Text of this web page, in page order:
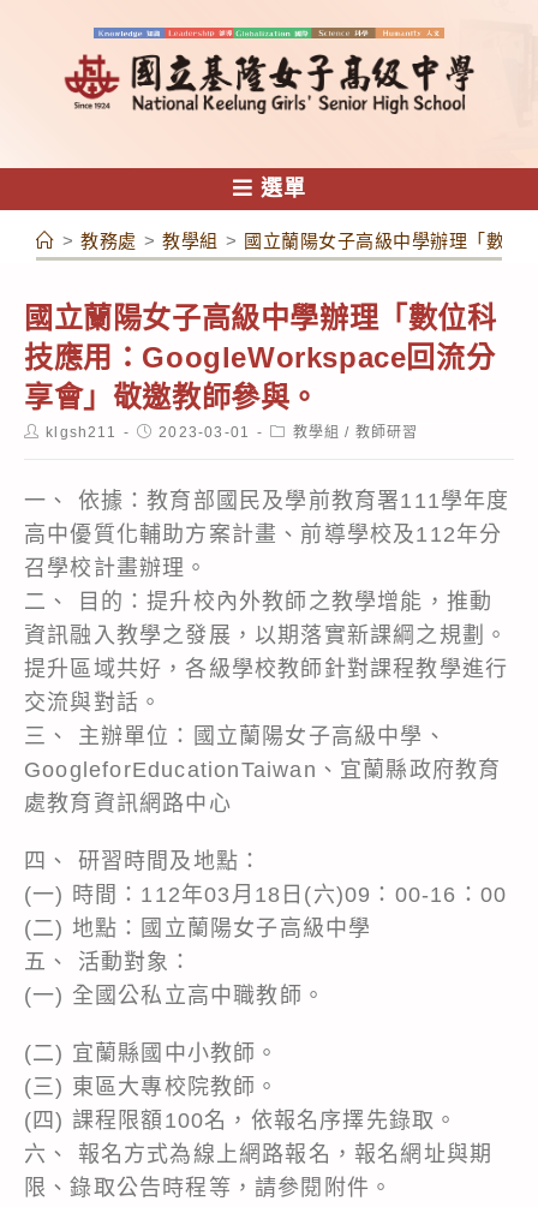
容
選單
> 教務處 > 教學組 > 國立蘭陽女子高級中學辦理「數位
國立蘭陽女子高級中學辦理「數位科
技應用：GoogleWorkspace回流分
享會」敬邀教師參與。
Postklgsh211
Post2023-03-01
Post教學組 / 教師研習
一、 依據：教育部國民及學前教育署111學年度
高中優質化輔助方案計畫、前導學校及112年分
召學校計畫辦理。
二、 目的：提升校內外教師之教學增能，推動
資訊融入教學之發展，以期落實新課綱之規劃。
提升區域共好，各級學校教師針對課程教學進行
交流與對話。
三、 主辦單位：國立蘭陽女子高級中學、
GoogleforEducationTaiwan、宜蘭縣政府教育
處教育資訊網路中心
四、 研習時間及地點：
(一) 時間：112年03月18日(六)09：00-16：00
(二) 地點：國立蘭陽女子高級中學
五、 活動對象：
(一) 全國公私立高中職教師。
(二) 宜蘭縣國中小教師。
(三) 東區大專校院教師。
(四) 課程限額100名，依報名序擇先錄取。
六、 報名方式為線上網路報名，報名網址與期
限、錄取公告時程等，請參閱附件。